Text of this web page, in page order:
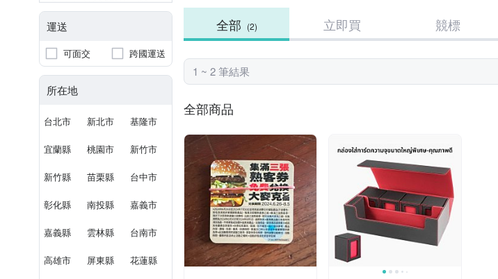
運送
可面交 跨國運送
所在地
台北市 新北市 基隆市
宜蘭縣 桃園市 新竹市
新竹縣 苗栗縣 台中市
彰化縣 南投縣 嘉義市
嘉義縣 雲林縣 台南市
高雄市 屏東縣 花蓮縣
全部 (2) 立即買 競標
1 ~ 2 筆結果
全部商品